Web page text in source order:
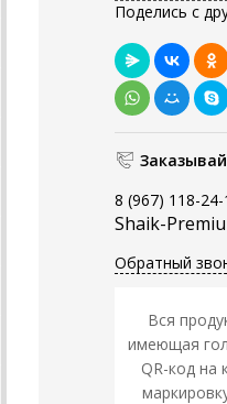
Поделись с
8 (967) 118-24-
Shaik-
Обратный
Вся
имеющая
QR-код на